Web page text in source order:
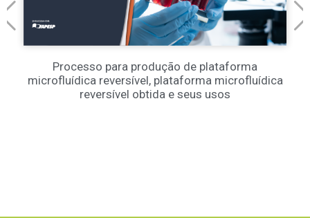
Processo para produção de plataforma
microfluídica reversível, plataforma microfluídica
reversível obtida e seus usos